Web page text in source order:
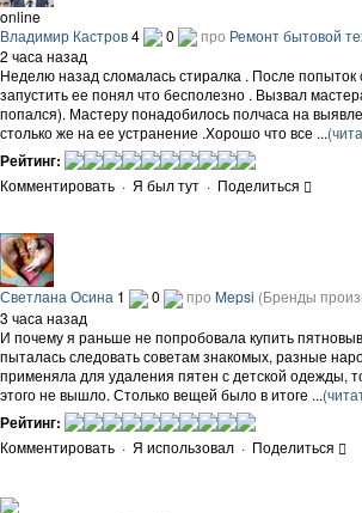
online
Владимир Кастров4 0 про Ремонт бытовой
2 часа назад
Неделю назад сломалась стиралка . После попыток
запустить ее понял что бесполезно . Вызвал
попался). Мастеру понадобилось полчаса на
столько же на ее устранение .Хорошо что все ...
Рейтинг:
Комментировать · Я был тут · Поделиться
Светлана Осина 1 0 про Mepsi (Бренды
3 часа назад
И почему я раньше не попробовала купить
пыталась следовать советам знакомых, разные
применяла для удаления пятен с детской одежды,
этого не вышло. Столько вещей было в итоге ...
Рейтинг:
Комментировать · Я использовал · Поделиться